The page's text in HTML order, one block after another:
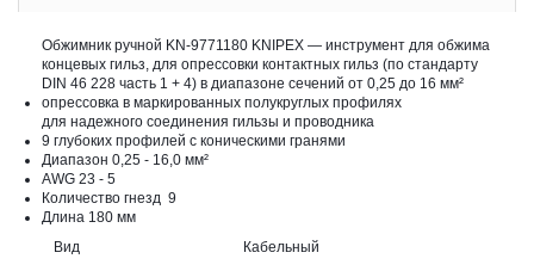
Обжимник ручной KN-9771180 KNIPEX — инструмент для обжима
концевых гильз, для опрессовки контактных гильз (по стандарту
DIN 46 228 часть 1 + 4) в диапазоне сечений от 0,25 до 16 мм²
oпрессовка в маркированных полукруглых профилях
для надежного соединения гильзы и проводника
9 глубоких профилей с коническими гранями
Диапазон 0,25 - 16,0 мм²
AWG 23 - 5
Количество гнезд 9
Длина 180 мм
Вид
Кабельный